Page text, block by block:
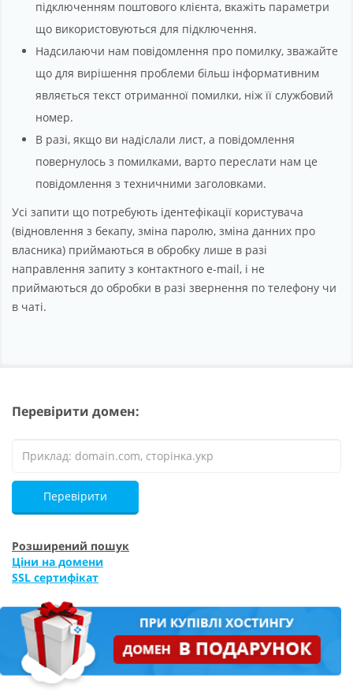
підключенням поштового клієнта, вкажіть параметри
що використовуються для підключення.
Надсилаючи нам повідомлення про помилку, зважайте
що для вирішення проблеми більш інформативним
являється текст отриманної помилки, ніж її службовий
номер.
В разі, якщо ви надіслали лист, а повідомлення
повернулось з помилками, варто переслати нам це
повідомлення з техничними заголовками.
Усі запити що потребують ідентефікації користувача
(відновлення з бекапу, зміна паролю, зміна данних про
власника) приймаються в обробку лише в разі
направлення запиту з контактного е-mail, і не
приймаються до обробки в разі звернення по телефону чи
в чаті.
Перевірити домен:
Перевірити
Розширений пошук
Ціни на домени
SSL сертифікат